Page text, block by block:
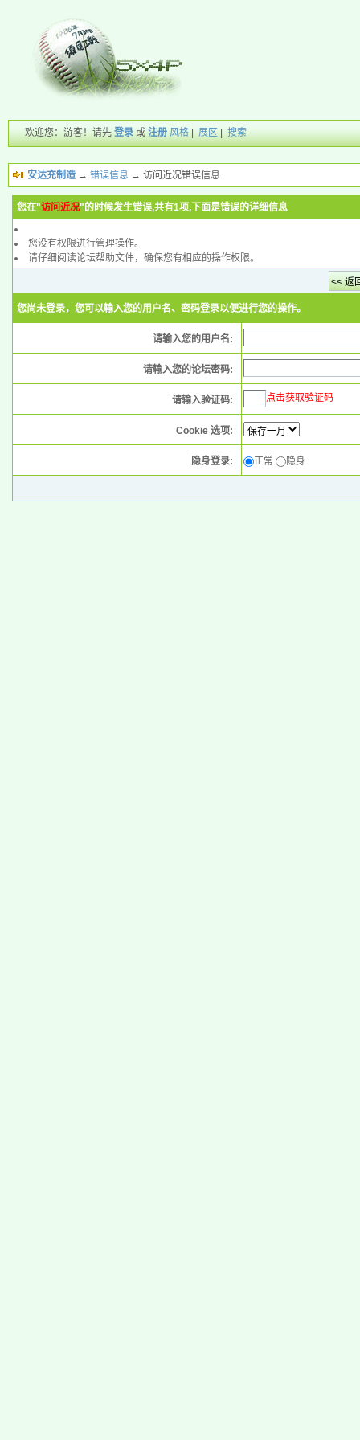
欢迎您：游客！请先登录 或注册 风格 |展区 |搜索
安达充制造 → 错误信息 → 访问近况错误信息
您在"访问近况"的时候发生错误,共有1项,下面是错误的详细信息
您没有权限进行管理操作。
请仔细阅读论坛帮助文件，确保您有相应的操作权限。
您尚未登录，您可以输入您的用户名、密码登录以便进行您的操作。
请输入您的用户名:
请输入您的论坛密码:
请输入验证码: 点击获取验证码
Cookie 选项:
隐身登录: 正常 隐身